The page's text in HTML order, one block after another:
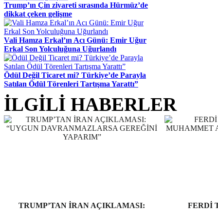
Trump’ın Çin ziyareti sırasında Hürmüz’de
dikkat çeken gelişme
Vali Hamza Erkal’ın Acı Günü: Emir Uğur
Erkal Son Yolculuğuna Uğurlandı
Ödül Değil Ticaret mi? Türkiye’de Parayla
Satılan Ödül Törenleri Tartışma Yarattı”
İLGİLİ HABERLER
TRUMP’TAN İRAN AÇIKLAMASI:
FERDI